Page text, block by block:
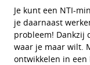
Je kunt een NTI-
je daarnaast
probleem! Dankzij
waar je maar wilt.
ontwikkelen in